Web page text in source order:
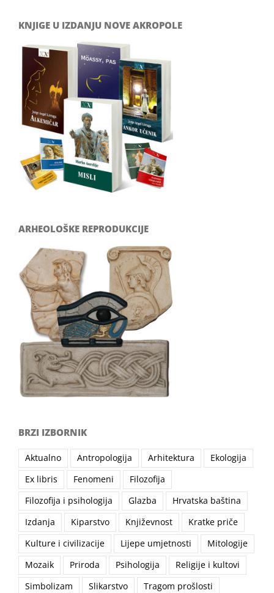
KNJIGE U IZDANJU NOVE AKROPOLE
ARHEOLOŠKE REPRODUKCIJE
BRZI IZBORNIK
Aktualno Antropologija Arhitektura
Ekologija
Ex libris
Fenomeni
Filozofija
Filozofija i psihologija
Glazba
Hrvatska baština
Izdanja
Kiparstvo Književnost
Kratke priče
Kulture i civilizacije
Lijepe umjetnosti
Mitologije
Mozaik
Priroda Psihologija
Religije i kultovi
Simbolizam
Slikarstvo
Tragom prošlosti